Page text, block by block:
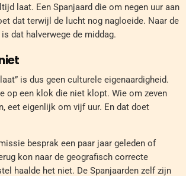
laat. Een Spanjaard die om negen uur aan
dat terwijl de lucht nog nagloeide. Naar de
dat halverwege de middag.
is dus geen culturele eigenaardigheid.
op een klok die niet klopt. Wie om zeven
eet eigenlijk om vijf uur. En dat doet
besprak een paar jaar geleden of
kon naar de geografisch correcte
haalde het niet. De Spanjaarden zelf zijn